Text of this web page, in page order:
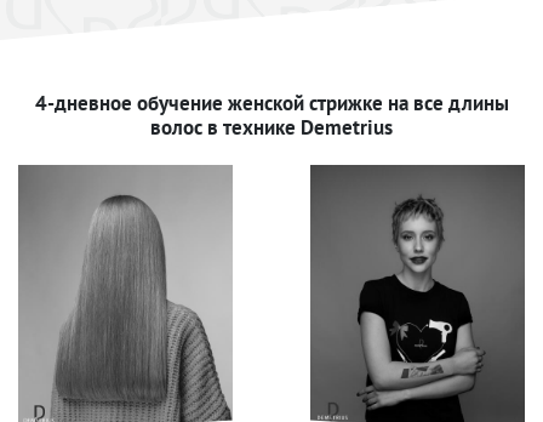
4-дневное обучение женской стрижке на все длины
волос в технике Demetrius